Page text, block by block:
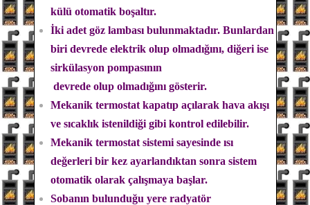
külü otomatik boşaltır.
İki adet göz lambası bulunmaktadır. Bunlardan
biri devrede elektrik olup olmadığını, diğeri ise
sirkülasyon pompasının
devrede olup olmadığını gösterir.
Mekanik termostat kapatıp açılarak hava akışı
ve sıcaklık istenildiği gibi kontrol edilebilir.
Mekanik termostat sistemi sayesinde ısı
değerleri bir kez ayarlandıktan sonra sistem
otomatik olarak çalışmaya başlar.
Sobanın bulunduğu yere radyatör